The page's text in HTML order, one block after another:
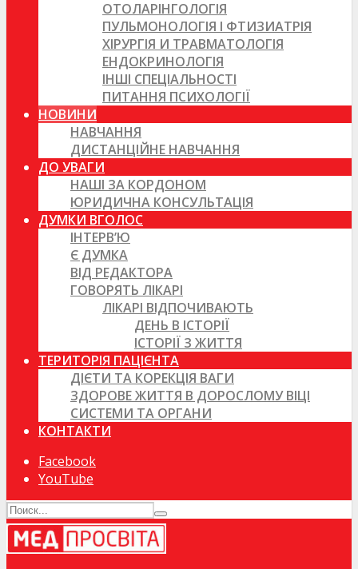
ОТОЛАРІНГОЛОГІЯ
ПУЛЬМОНОЛОГІЯ І ФТИЗИАТРІЯ
ХІРУРГІЯ И ТРАВМАТОЛОГІЯ
ЕНДОКРИНОЛОГІЯ
ІНШІ СПЕЦІАЛЬНОСТІ
ПИТАННЯ ПСИХОЛОГІЇ
НОВИНИ
НАВЧАННЯ
ДИСТАНЦІЙНЕ НАВЧАННЯ
ДО УВАГИ
НАШІ ЗА КОРДОНОМ
ЮРИДИЧНА КОНСУЛЬТАЦІЯ
ДУМКИ ВГОЛОС
ІНТЕРВ’Ю
Є ДУМКА
ВІД РЕДАКТОРА
ГОВОРЯТЬ ЛІКАРІ
ЛІКАРІ ВІДПОЧИВАЮТЬ
ДЕНЬ В ІСТОРІЇ
ІСТОРІЇ З ЖИТТЯ
ТЕРИТОРІЯ ПАЦІЄНТА
ДІЄТИ ТА КОРЕКЦІЯ ВАГИ
ЗДОРОВЕ ЖИТТЯ В ДОРОСЛОМУ ВІЦІ
СИСТЕМИ ТА ОРГАНИ
КОНТАКТИ
Facebook
YouTube